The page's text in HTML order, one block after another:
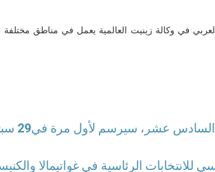
في وكالة زينيت العالمية يعمل في مناطق
للانتخابات الرئاسية في غواتيمالا